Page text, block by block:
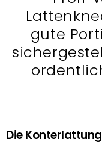
gute
Die Konterlattung